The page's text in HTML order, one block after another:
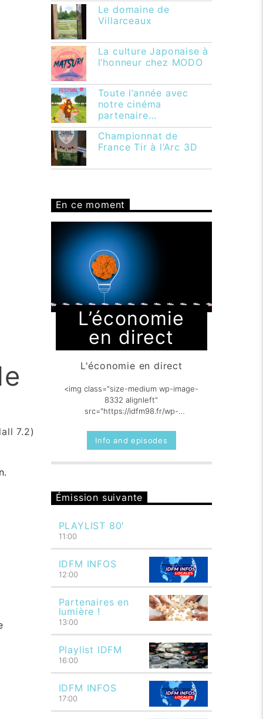
7.2)
Le domaine de
Villarceaux
La culture Japonaise à
l’honneur chez MODO
Toute l’année avec
notre cinéma
partenaire…
Championnat de
France Tir à l’Arc 3D
En ce moment
L’économie
en direct
L'économie en direct
<img class="size-medium wp-image-
8332 alignleft"
src="https://idfm98.fr/wp-
300x300.png" alt="" width="300"
height="300" [...]
Info and episodes
Émission suivante
PLAYLIST 80′
11:00
IDFM INFOS
12:00
Partenaires en
lumière !
13:00
Playlist IDFM
16:00
IDFM INFOS
17:00